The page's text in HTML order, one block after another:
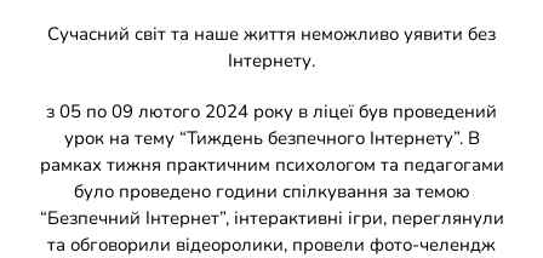
Виховна робота
Методична робота
ЗНО 2021
ЗНО 2022
ШКІЛЬНИЙ ГАРТ
ДИСТАНЦІЙНЕ НАВЧАННЯ
Сучасний світ та наше життя неможливо уявити без
Інтернету.
з 05 по 09 лютого 2024 року в ліцеї був проведений
урок на тему “Тиждень безпечного Інтернету”. В
рамках тижня практичним психологом та педагогами
було проведено години спілкування за темою
“Безпечний Інтернет”, інтерактивні ігри, переглянули
та обговорили відеоролики, провели фото-челендж